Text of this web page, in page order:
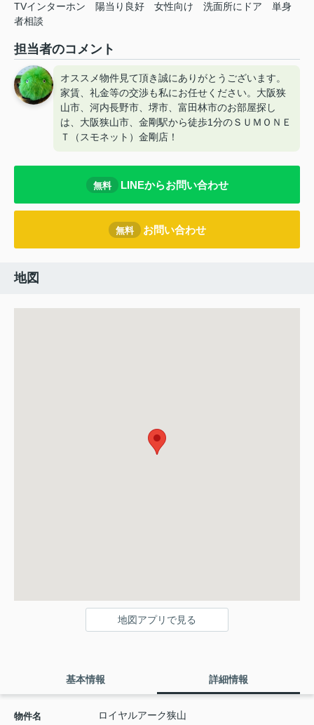
TVインターホン 陽当り良好 女性向け 洗面所にドア
単身
者相談
担当者のコメント
オススメ物件見て頂き誠にありがとうございます。
家賃、礼金等の交渉も私にお任せください。大阪狭
山市、河内長野市、堺市、富田林市のお部屋探し
は、大阪狭山市、金剛駅から徒歩1分のＳＵＭＯＮＥ
Ｔ（スモネット）金剛店！
無料 LINEからお問い合わせ
無料 お問い合わせ
地図
地図アプリで見る
基本情報 詳細情報
物件名 ロイヤルアーク狭山